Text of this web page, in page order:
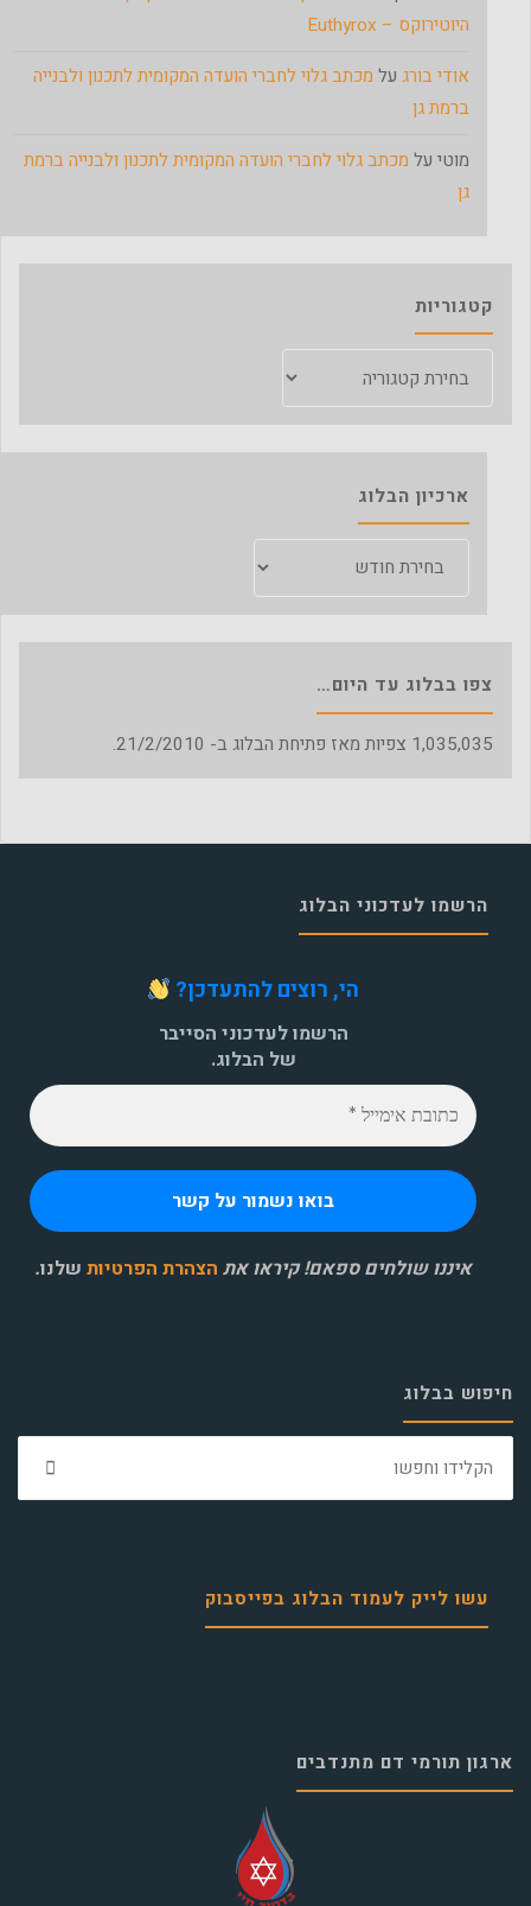
היוטירוקס – Euthyrox
אודי בורג על מכתב גלוי לחברי הועדה המקומית לתכנון ולבנייה
ברמת גן
מוטי על מכתב גלוי לחברי הועדה המקומית לתכנון ולבנייה ברמת
גן
קטגוריות
ארכיון הבלוג
צפו בבלוג עד היום…
1,035,035 צפיות מאז פתיחת הבלוג ב- 21/2/2010.
הרשמו לעדכוני הבלוג
הי, רוצים להתעדכן?
הרשמו לעדכוני הסייבר
של הבלוג.
איננו שולחים ספאם! קיראו את הצהרת הפרטיות שלנו.
חיפוש בבלוג
עשו לייק לעמוד הבלוג בפייסבוק
ארגון תורמי דם מתנדבים